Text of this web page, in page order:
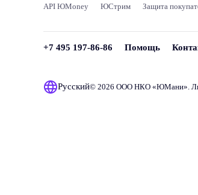
API ЮMoney ЮСтрим Защита
+7 495 197-86-86 Помощь
Русский© 2026 ООО НКО «ЮМани».